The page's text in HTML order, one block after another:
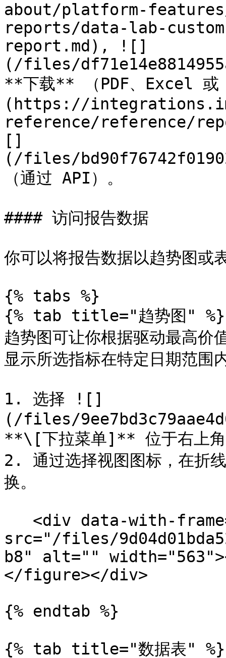
about/platform-
reports/data-lab-
report.md), ![]
(/files/
**下载** （PDF、Excel 或
(https://
reference/reference/
[]
(/files/
（通过 API）。
#### 访问报告数据
你可以将报告数据以趋势图或
{% tabs %}
{% tab title="趋势图" %}
趋势图可让你根据驱动最高价
显示所选指标在特定日期范围
1. 选择 ![]
(/files/
**\[下拉菜单]** 位于右上角
2. 通过选择视图图标，在折
换。
src="/files/
b8" alt=""
</figure></div>
{% endtab %}
{% tab title="数据表" %}